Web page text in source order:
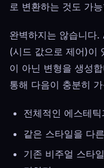
로 변환하는 것도 가
완벽하지는 않습니다
(시드 값으로 제어)이
이 아닌 변형을 생성
통해 다음이 충분히
전체적인 에스테
같은 스타일을 다
기존 비주얼 스타